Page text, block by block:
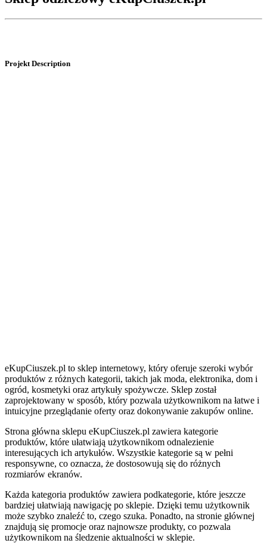
Projekt Description
eKupCiuszek.pl to sklep internetowy, który oferuje szeroki wybór
produktów z różnych kategorii, takich jak moda, elektronika, dom i
ogród, kosmetyki oraz artykuły spożywcze. Sklep został
zaprojektowany w sposób, który pozwala użytkownikom na łatwe i
intuicyjne przeglądanie oferty oraz dokonywanie zakupów online.
Strona główna sklepu eKupCiuszek.pl zawiera kategorie
produktów, które ułatwiają użytkownikom odnalezienie
interesujących ich artykułów. Wszystkie kategorie są w pełni
responsywne, co oznacza, że dostosowują się do różnych
rozmiarów ekranów.
Każda kategoria produktów zawiera podkategorie, które jeszcze
bardziej ułatwiają nawigację po sklepie. Dzięki temu użytkownik
może szybko znaleźć to, czego szuka. Ponadto, na stronie głównej
znajdują się promocje oraz najnowsze produkty, co pozwala
użytkownikom na śledzenie aktualności w sklepie.